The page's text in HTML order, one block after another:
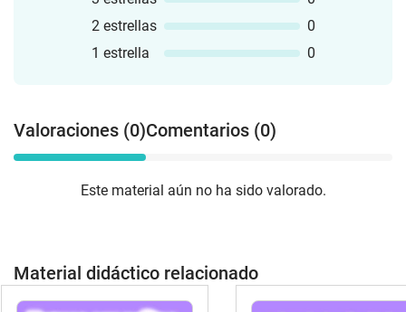
2 estrellas
0
1 estrella
0
Valoraciones (0)Comentarios (0)
Este material aún no ha sido valorado.
Material didáctico relacionado